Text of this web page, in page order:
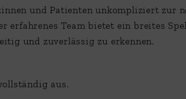
und Patienten unkompliziert zur
erfahrenes Team bietet ein breites
und zuverlässig zu erkennen.
aus.